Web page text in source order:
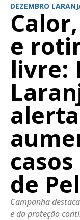
DEZEMBRO
e
livre:
de
Campanha
e da proteção